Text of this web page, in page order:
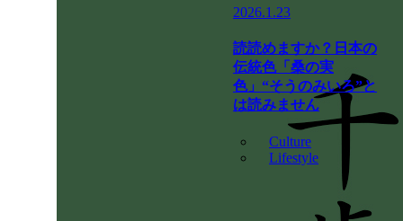
2026.1.23
読読めますか？日本の
伝統色「桑の実
色」“そうのみいろ”と
は読みません
Culture
Lifestyle